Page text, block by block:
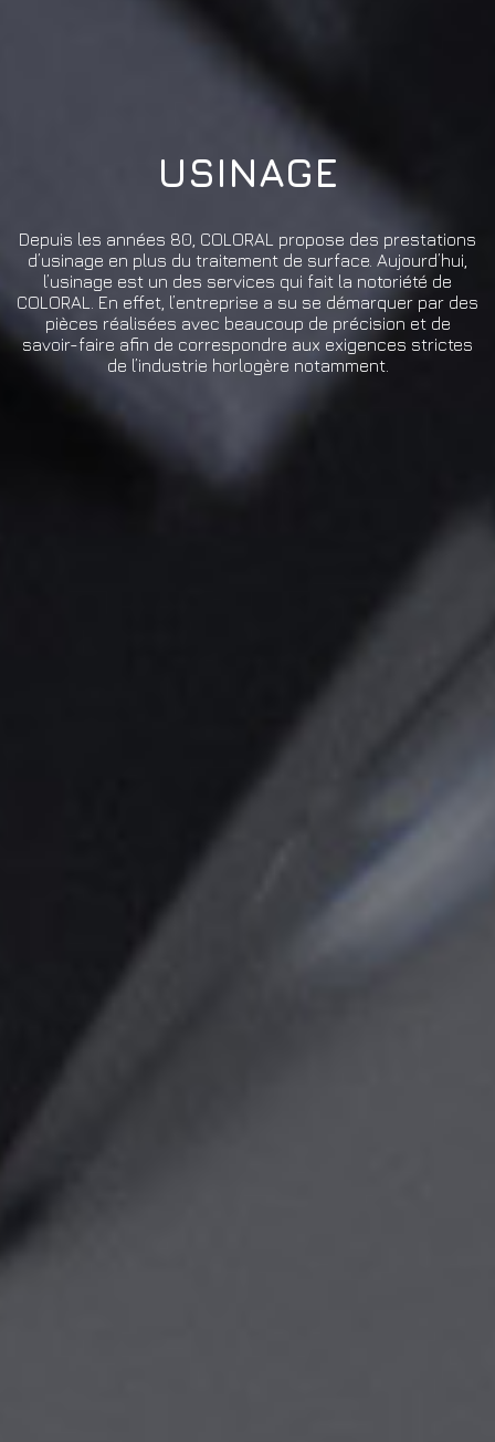
USINAGE
Depuis les années 80, COLORAL propose des prestations
d’usinage en plus du traitement de surface. Aujourd’hui,
l’usinage est un des services qui fait la notoriété de
COLORAL. En effet, l’entreprise a su se démarquer par des
pièces réalisées avec beaucoup de précision et de
savoir-faire afin de correspondre aux exigences strictes
de l’industrie horlogère notamment.